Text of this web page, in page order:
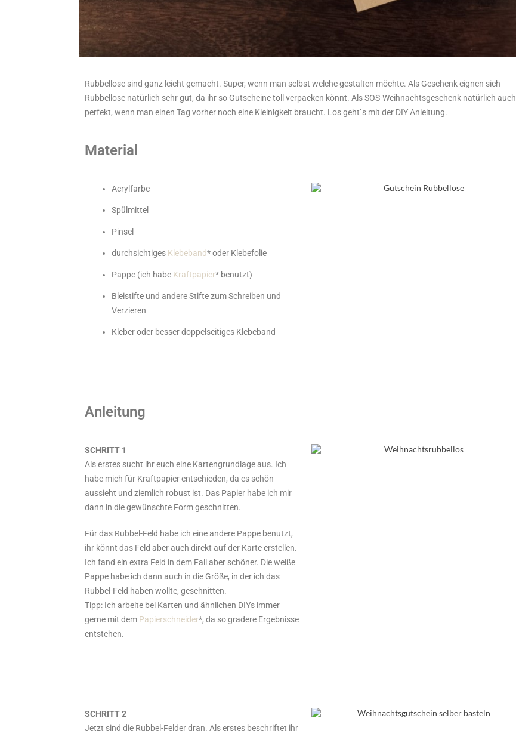
Rubbellose sind ganz leicht gemacht. Super, wenn man selbst welche gestalten möchte. Als Geschenk eignen sich
Rubbellose natürlich sehr gut, da ihr so Gutscheine toll verpacken könnt. Als SOS-Weihnachtsgeschenk natürlich auch
perfekt, wenn man einen Tag vorher noch eine Kleinigkeit braucht. Los geht`s mit der DIY Anleitung.
Material
Acrylfarbe
Spülmittel
Pinsel
durchsichtiges Klebeband* oder Klebefolie
Pappe (ich habe Kraftpapier* benutzt)
Bleistifte und andere Stifte zum Schreiben und
Verzieren
Kleber oder besser doppelseitiges Klebeband
Anleitung
SCHRITT 1
Als erstes sucht ihr euch eine Kartengrundlage aus. Ich
habe mich für Kraftpapier entschieden, da es schön
aussieht und ziemlich robust ist. Das Papier habe ich mir
dann in die gewünschte Form geschnitten.
Für das Rubbel-Feld habe ich eine andere Pappe benutzt,
ihr könnt das Feld aber auch direkt auf der Karte erstellen.
Ich fand ein extra Feld in dem Fall aber schöner. Die weiße
Pappe habe ich dann auch in die Größe, in der ich das
Rubbel-Feld haben wollte, geschnitten.
Tipp: Ich arbeite bei Karten und ähnlichen DIYs immer
gerne mit dem Papierschneider*, da so gradere Ergebnisse
entstehen.
SCHRITT 2
Jetzt sind die Rubbel-Felder dran. Als erstes beschriftet ihr